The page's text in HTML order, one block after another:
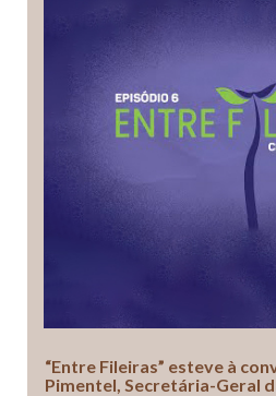
“Entre Fileiras” esteve à
Pimentel, Secretária-Geral